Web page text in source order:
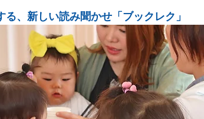
、新しい読み聞かせ「ブックレク」